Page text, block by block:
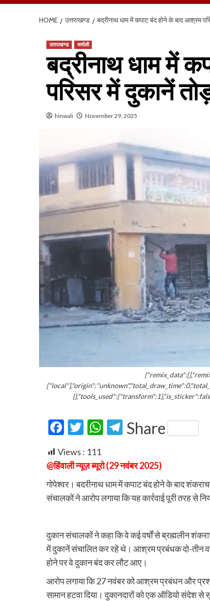
HOME उत्तराखण्ड बद्रीनाथ धाम में कपाट बंद होने के बाद आश्रम
उत्तराखण्ड चमोली
बद्रीनाथ धाम में
परिसर में दुकानें
hinwali November 29, 2025
Facebook
Twitter
WhatsApp
Telegram
Share
Views : 111
@हिंवाली न्यूज़ ब्यूरो (29 नवंबर 2025)
गोपेश्वर। बदरीनाथ धाम में कपाट बंद होने के बाद
संचालकों ने आरोप लगाया कि यह कार्रवाई पूरी तरह से
दुकान संचालकों ने कहा कि वे कई वर्षों से ब्रह्मलीन
में दुकानें संचालित कर रहे थे। आश्रम प्रबंधक दो-तीन
होने पर वे दुकान बंद कर लौट आए।
आरोप लगाया कि 27 नवंबर को आश्रम प्रबंधन और
सामान हटवा दिया। दुकानदारों को एक ऑडियो संदेश से